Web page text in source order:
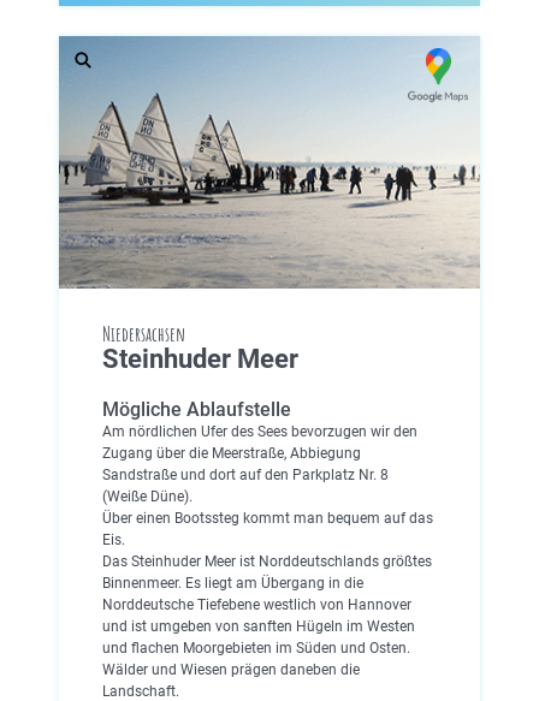
Niedersachsen
Steinhuder Meer
Mögliche Ablaufstelle
Am nördlichen Ufer des Sees bevorzugen wir den
Zugang über die Meerstraße, Abbiegung
Sandstraße und dort auf den Parkplatz Nr. 8
(Weiße Düne).
Über einen Bootssteg kommt man bequem auf das
Eis.
Das Steinhuder Meer ist Norddeutschlands größtes
Binnenmeer. Es liegt am Übergang in die
Norddeutsche Tiefebene westlich von Hannover
und ist umgeben von sanften Hügeln im Westen
und flachen Moorgebieten im Süden und Osten.
Wälder und Wiesen prägen daneben die
Landschaft.